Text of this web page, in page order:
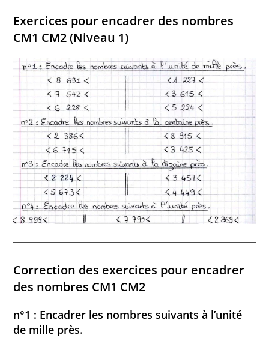
Exercices pour encadrer des nombres
CM1 CM2 (Niveau 1)
Correction des exercices pour encadrer
des nombres CM1 CM2
n°1 : Encadrer les nombres suivants à l’unité
de mille près.